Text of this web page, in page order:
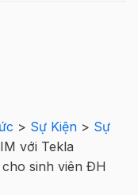
> Sự Kiện > Sự
với Tekla
sinh viên ĐH